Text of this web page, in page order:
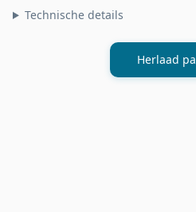
Technische details
Herlaad